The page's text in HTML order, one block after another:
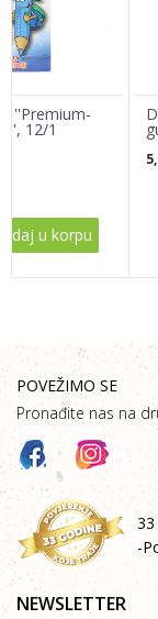
Poruka
''Premium-
12/1
u korpu
POVEŽIMO SE
Pronađite nas na
33
-
NEWSLETTER